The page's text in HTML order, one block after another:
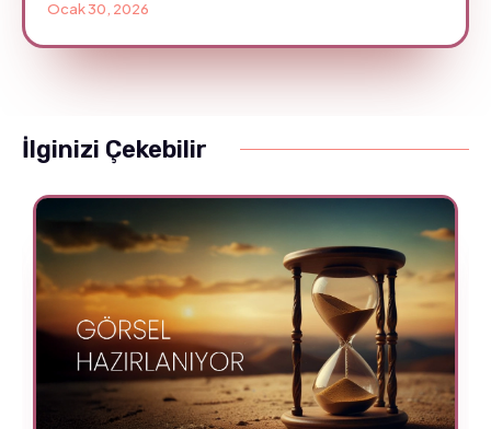
Ocak 30, 2026
İlginizi Çekebilir